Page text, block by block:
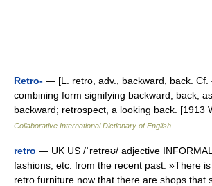
Retro- — [L. retro, adv., backward, back. Cf.
combining form signifying backward, back;
backward; retrospect, a looking back.
Collaborative International Dictionary of English
retro — UK US /ˈretrəʊ/ adjective
fashions, etc. from the recent past: »There
retro furniture now that there are shops that